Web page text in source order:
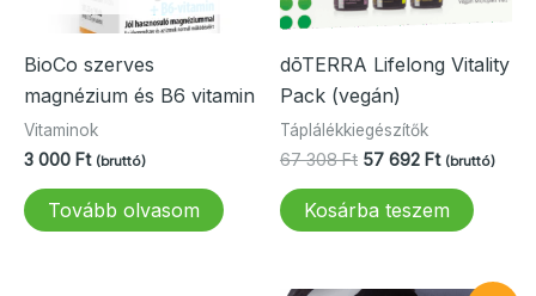
BioCo szerves
magnézium és B6 vitamin
Vitaminok
3 000 Ft (bruttó)
Tovább olvasom
dōTERRA Lifelong Vitality
Pack (vegán)
Táplálékkiegészítők
67 308Ft Original
was:
67
57 692 FtCurrent
57
(bruttó)
Kosárba teszem